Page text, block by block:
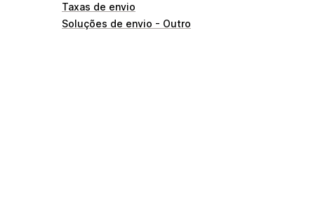
Taxas de envio
Soluções de envio - Outro